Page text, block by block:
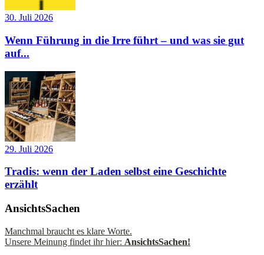
30. Juli 2026
Wenn Führung in die Irre führt – und was sie gut
auf...
29. Juli 2026
Tradis: wenn der Laden selbst eine Geschichte
erzählt
AnsichtsSachen
Manchmal braucht es klare Worte.
Unsere Meinung findet ihr hier: AnsichtsSachen!